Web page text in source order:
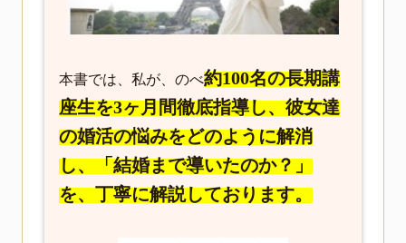
本書では、私が、のべ約100名の長期講
座生を3ヶ月間徹底指導し、彼女達
の婚活の悩みをどのように解消
し、「結婚まで導いたのか？」
を、丁寧に解説しております。